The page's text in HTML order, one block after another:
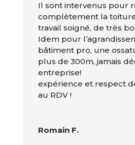
Il sont intervenus pour
complètement la
travail soigné, de très
Idem pour
bâtiment pro, une
plus de 300m, jamais
entreprise!
expérience et respect
au RDV !
Romain F.